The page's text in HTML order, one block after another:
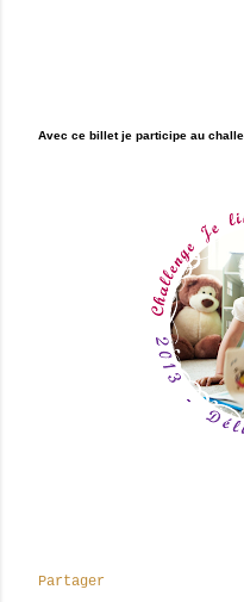
Avec ce billet je participe au
Partager